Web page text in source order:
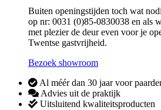
Buiten openingstijden toch wat
op nr: 0031 (0)85-0830038 en als
met plezier de deur even voor je
Twentse gastvrijheid.
Bezoek showroom
Al méér dan 30 jaar voor
Advies uit de praktijk
Uitsluitend kwaliteitsproducten